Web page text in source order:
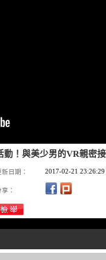
動！與美少男的VR親密
新日期： 2017-02-21 23:26:29
：